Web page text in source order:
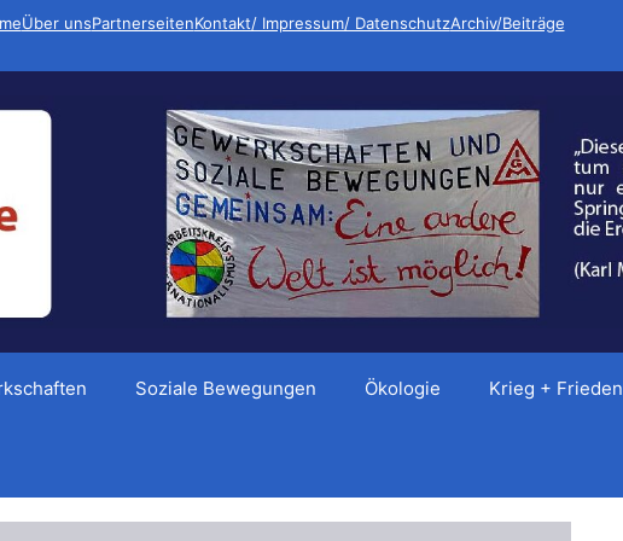
Über unsPartnerseitenKontakt/ Impressum/ DatenschutzArchiv/Beiträge
Soziale Bewegungen Ökologie Krieg + Frieden